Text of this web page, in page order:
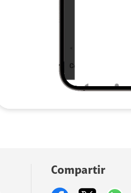
Compartir